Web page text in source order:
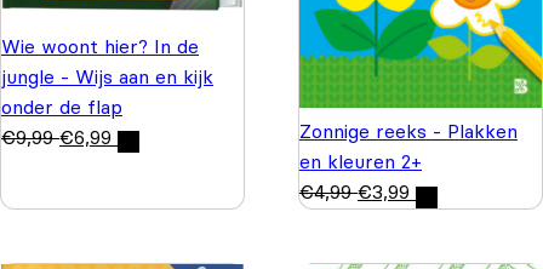
Wie woont hier? In de
jungle - Wijs aan en kijk
onder de flap
€9,99 €6,99
Zonnige reeks - Plakken
en kleuren 2+
€4,99 €3,99